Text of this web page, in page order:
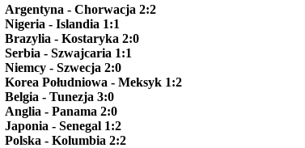
Argentyna - Chorwacja 2:2
Nigeria - Islandia 1:1
Brazylia - Kostaryka 2:0
Serbia - Szwajcaria 1:1
Niemcy - Szwecja 2:0
Korea Południowa - Meksyk 1:2
Belgia - Tunezja 3:0
Anglia - Panama 2:0
Japonia - Senegal 1:2
Polska - Kolumbia 2:2